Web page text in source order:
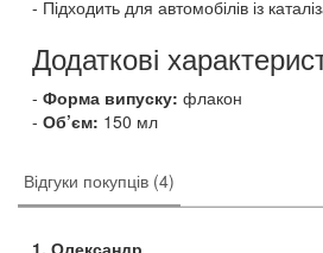
Підходить для автомобілів із
Додаткові
Форма випуску: флакон
Об’єм: 150 мл
Відгуки покупців (4)
1. Олександр